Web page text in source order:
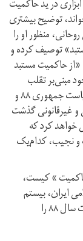
در ید حاکمیت
توضیح بیشتری
منظور او را
توصیف کرده و
حاکمیت مستبد
مبنی‌بر تقلب
انتخابات ریاست جمهوری ۸۴، مهندسی انتخابات ریاست جمهوری ۸۸ و
و غیرقانونی گذشت
خواهد کرد که
و نجیب، کدام‌یک
» کیست،
ایران، بیستم
اسفندماه ۹۴، در سخنانی، معترضان به نتایج انتخابات سال ۸۸ را